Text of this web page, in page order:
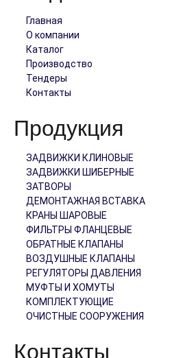
Главная
О компании
Каталог
Производство
Тендеры
Контакты
Продукция
ЗАДВИЖКИ КЛИНОВЫЕ
ЗАДВИЖКИ ШИБЕРНЫЕ
ЗАТВОРЫ
ДЕМОНТАЖНАЯ ВСТАВКА
КРАНЫ ШАРОВЫЕ
ФИЛЬТРЫ ФЛАНЦЕВЫЕ
ОБРАТНЫЕ КЛАПАНЫ
ВОЗДУШНЫЕ КЛАПАНЫ
РЕГУЛЯТОРЫ ДАВЛЕНИЯ
МУФТЫ И ХОМУТЫ
КОМПЛЕКТУЮЩИЕ
ОЧИСТНЫЕ СООРУЖЕНИЯ
Контакты